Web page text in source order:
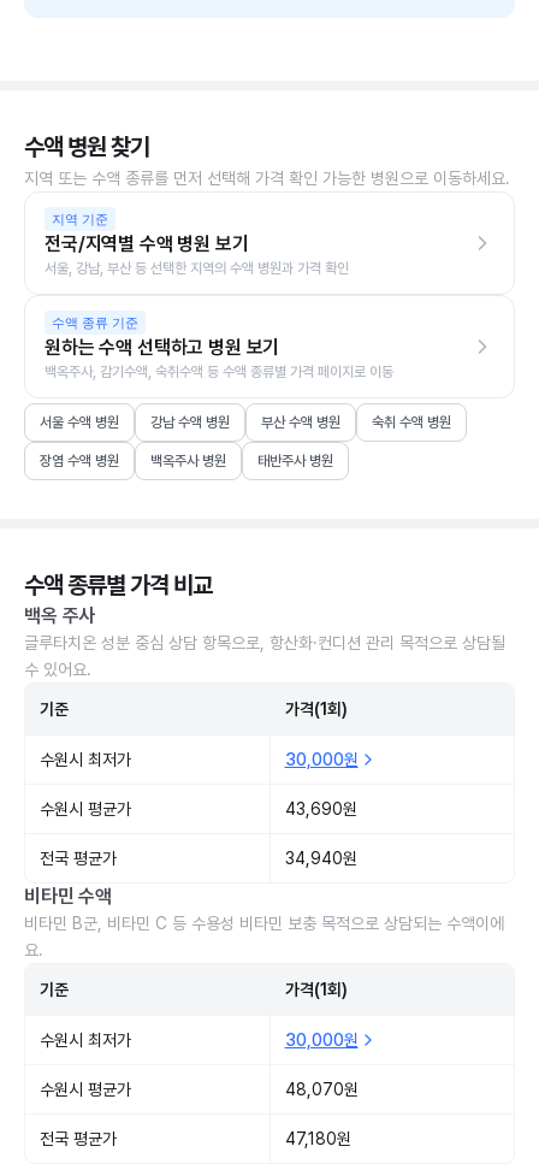
수액 병원 찾기
지역 또는 수액 종류를 먼저 선택해 가격 확인 가능한 병원으로 이동하세요.
지역 기준
전국/지역별 수액 병원 보기
서울, 강남, 부산 등 선택한 지역의 수액 병원과 가격 확인
수액 종류 기준
원하는 수액 선택하고 병원 보기
백옥주사, 감기수액, 숙취수액 등 수액 종류별 가격 페이지로 이동
서울 수액 병원 강남 수액 병원 부산 수액 병원 숙취 수액 병원
장염 수액 병원 백옥주사 병원 태반주사 병원
수액 종류별 가격 비교
백옥 주사
글루타치온 성분 중심 상담 항목으로, 항산화·컨디션 관리 목적으로 상담될
수 있어요.
기준 가격(1회)
수원시 최저가 30,000원
수원시 평균가 43,690원
전국 평균가 34,940원
비타민 수액
비타민 B군, 비타민 C 등 수용성 비타민 보충 목적으로 상담되는 수액이에
요.
기준 가격(1회)
수원시 최저가 30,000원
수원시 평균가 48,070원
전국 평균가 47,180원